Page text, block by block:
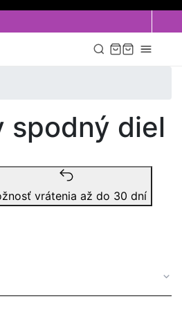
spodný diel
vrátenia až do 30 dní